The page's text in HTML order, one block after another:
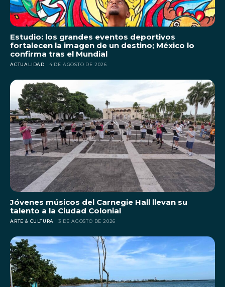
Estudio: los grandes eventos deportivos
fortalecen la imagen de un destino; México lo
confirma tras el Mundial
ACTUALIDAD 4 DE AGOSTO DE 2026
Jóvenes músicos del Carnegie Hall llevan su
talento a la Ciudad Colonial
ARTE & CULTURA 3 DE AGOSTO DE 2026